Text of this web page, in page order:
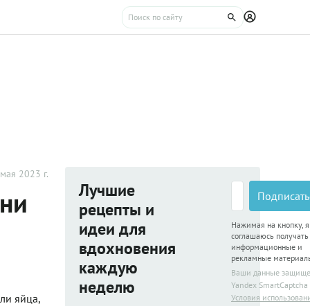
2023 г.
яйца,
Лучшие
рецепты и
идеи для
вдохновения
каждую
неделю
Нажимая на кнопку, я
соглашаюсь получать
информационные и
рекламные
Ваши данные
Yandex SmartCaptcha
Условия